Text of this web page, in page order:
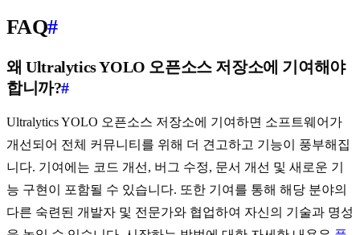
FAQ#
왜 Ultralytics YOLO 오픈소스 저장소에 기여해야
합니까?#
Ultralytics YOLO 오픈소스 저장소에 기여하면 소프트웨어가
개선되어 전체 커뮤니티를 위해 더 견고하고 기능이 풍부해집
니다. 기여에는 코드 개선, 버그 수정, 문서 개선 및 새로운 기
능 구현이 포함될 수 있습니다. 또한 기여를 통해 해당 분야의
다른 숙련된 개발자 및 전문가와 협업하여 자신의 기술과 명성